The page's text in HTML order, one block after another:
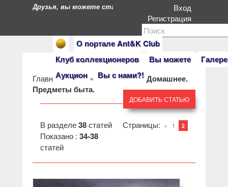
О портале Ant&K Club
Клуб коллекционеров
Вы можете
Аукцион
Вы с нами?!
Друзья, вы можете стать героями нашего портала.
Вход
Регистрация
Главная»Клуб » Темы Клуба» Домашнее.
Предметы быта.
ДОБАВИТЬ СТАТЬЮ
В разделе38статей Страницы: « 1 2
Показано : 34-38
статей